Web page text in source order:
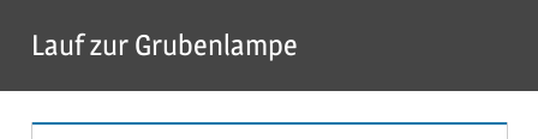
Inhalt
springen
Lauf zur Grubenlampe